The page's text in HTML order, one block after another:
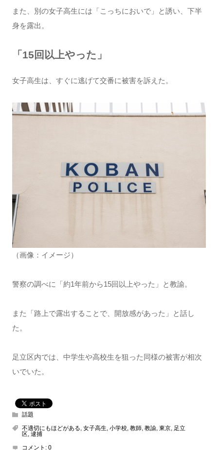
また、別の女子高生には「こっちにおいで」と誘い、下半
身を露出。
「15回以上やった」
女子高生は、すぐに逃げて交番に被害を訴えた。
（画像：イメージ）
警察の調べに「約1年前から15回以上やった」と教諭。
また「路上で露出することで、開放感があった」と話し
た。
足立区内では、中学生や高校生を狙った同様の被害が相次
いでいた。
話題
不適切にもほどがある, 女子高生, 小学校, 教師, 教諭, 東京, 足立
区, 逮捕
コメント: 0